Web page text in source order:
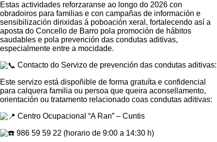
Estas actividades reforzaranse ao longo do 2026 con
obradoiros para familias e con campañas de información e
sensibilización dirixidas á poboación xeral, fortalecendo así a
aposta do Concello de Barro pola promoción de hábitos
saudables e pola prevención das condutas aditivas,
especialmente entre a mocidade.
Contacto do Servizo de prevención das condutas aditivas:
Este servizo está dispoñible de forma gratuíta e confidencial
para calquera familia ou persoa que queira aconsellamento,
orientación ou tratamento relacionado coas condutas aditivas:
Centro Ocupacional “A Ran” – Cuntis
986 59 59 22 (horario de 9:00 a 14:30 h)